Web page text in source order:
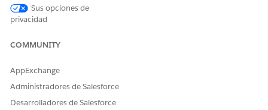
If the data-evg-item-id and data-evg-item-type attributes are
not included, add them.
Example:Example for tracking a dismissal (Handlebars)
<div
  id="evg-email-capture-popup"
  data-evg-campaign-id="{{campaign}}"
Sus opciones de
privacidad
COMMUNITY
AppExchange
Administradores de Salesforce
Desarrolladores de Salesforce